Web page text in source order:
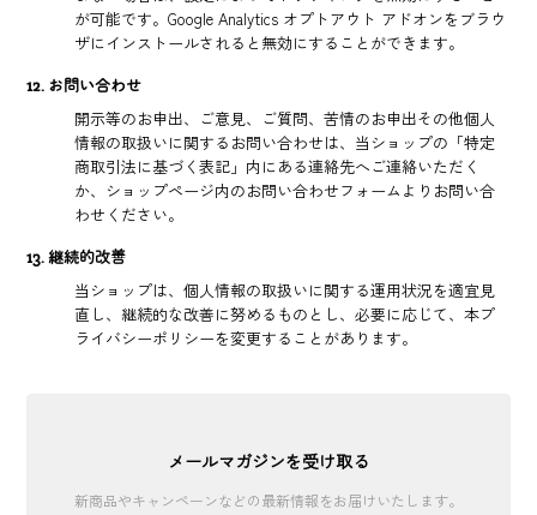
が可能です。Google Analytics オプトアウト アドオンをブラウ
ザにインストールされると無効にすることができます。
12. お問い合わせ
開示等のお申出、ご意見、ご質問、苦情のお申出その他個人
情報の取扱いに関するお問い合わせは、当ショップの「特定
商取引法に基づく表記」内にある連絡先へご連絡いただく
か、ショップページ内のお問い合わせフォームよりお問い合
わせください。
13. 継続的改善
当ショップは、個人情報の取扱いに関する運用状況を適宜見
直し、継続的な改善に努めるものとし、必要に応じて、本プ
ライバシーポリシーを変更することがあります。
メールマガジンを受け取る
新商品やキャンペーンなどの最新情報をお届けいたします。